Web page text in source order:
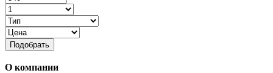
Подобрать
О компании